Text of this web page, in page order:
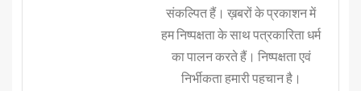
संकल्पित हैं। ख़बरों के प्रकाशन में
हम निष्पक्षता के साथ पत्रकारिता धर्म
का पालन करते हैं। निष्पक्षता एवं
निर्भीकता हमारी पहचान है।